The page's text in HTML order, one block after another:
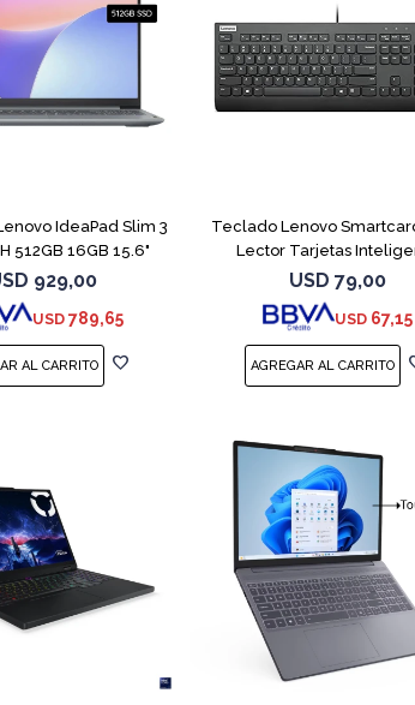
IdeaPad Slim 3
512GB 16GB 15.6"
929,00
USD 789,65
Teclado Lenovo
Lector Tarjetas
USD 79,00
USD 67,15
COMPARAR